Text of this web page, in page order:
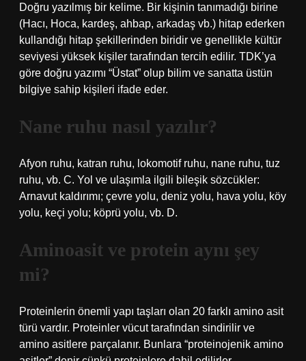
Doğru yazılmış bir kelime. Bir kişinin tanımadığı birine
(Hacı, Hoca, kardeş, ahbap, arkadaş vb.) hitap ederken
kullandığı hitap şekillerinden biridir ve genellikle kültür
seviyesi yüksek kişiler tarafından tercih edilir. TDK’ya
göre doğru yazımı “Üstat” olup bilim ve sanatta üstün
bilgiye sahip kişileri ifade eder.
Nane ruhu nasıl yazılır?
Afyon ruhu, katran ruhu, lokomotif ruhu, nane ruhu, tuz
ruhu, vb. C. Yol ve ulaşımla ilgili bileşik sözcükler:
Arnavut kaldırımı; çevre yolu, deniz yolu, hava yolu, köy
yolu, keçi yolu; köprü yolu, vb. D.
Aminoasit ve protein aynı şey
mi?
Proteinlerin önemli yapı taşları olan 20 farklı amino asit
türü vardır. Proteinler vücut tarafından sindirilir ve
amino asitlere parçalanır. Bunlara “proteinojenik amino